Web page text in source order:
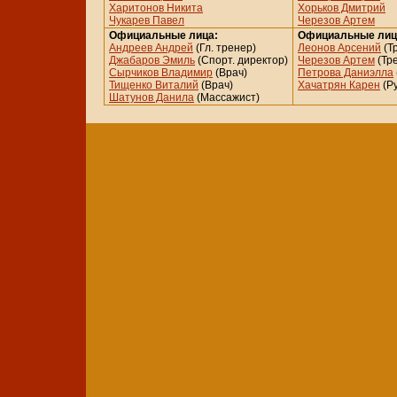
Харитонов Никита
Чукарев Павел
Хорьков Дмитрий
Черезов Артем
Официальные лица:
Андреев Андрей (Гл. тренер)
Джабаров Эмиль (Спорт. директор)
Сырчиков Владимир (Врач)
Тищенко Виталий (Врач)
Шатунов Данила (Массажист)
Официальные
Леонов Арсений
Черезов Артем
Петрова Даниэлла
Хачатрян Карен